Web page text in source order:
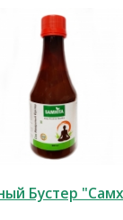
Бустер